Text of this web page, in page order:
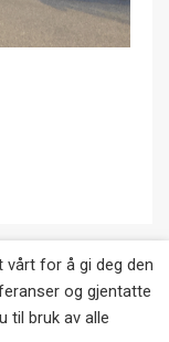
bilder og
utgiver.
for å gi deg den
og gjentatte
til bruk av alle